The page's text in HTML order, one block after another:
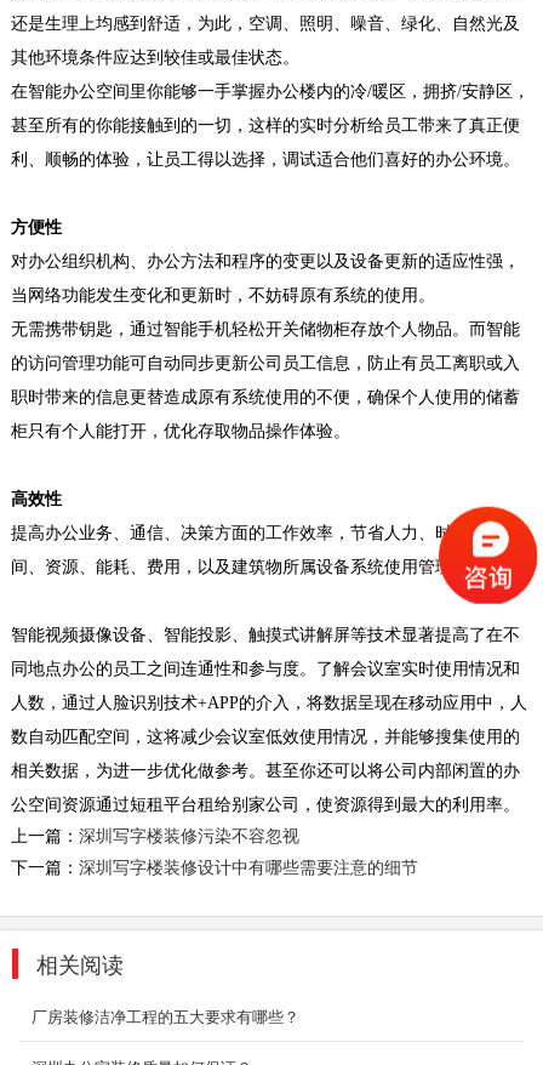
还是生理上均感到舒适，为此，空调、照明、噪音、绿化、自然光及
其他环境条件应达到较佳或最佳状态。
在智能办公空间里你能够一手掌握办公楼内的冷/暖区，拥挤/安静区，
甚至所有的你能接触到的一切，这样的实时分析给员工带来了真正便
利、顺畅的体验，让员工得以选择，调试适合他们喜好的办公环境。
方便性
对办公组织机构、办公方法和程序的变更以及设备更新的适应性强，
当网络功能发生变化和更新时，不妨碍原有系统的使用。
无需携带钥匙，通过智能手机轻松开关储物柜存放个人物品。而智能
的访问管理功能可自动同步更新公司员工信息，防止有员工离职或入
职时带来的信息更替造成原有系统使用的不便，确保个人使用的储蓄
柜只有个人能打开，优化存取物品操作体验。
高效性
提高办公业务、通信、决策方面的工作效率，节省人力、时间、空
间、资源、能耗、费用，以及建筑物所属设备系统使用管理的效率。
智能视频摄像设备、智能投影、触摸式讲解屏等技术显著提高了在不
同地点办公的员工之间连通性和参与度。了解会议室实时使用情况和
人数，通过人脸识别技术+APP的介入，将数据呈现在移动应用中，人
数自动匹配空间，这将减少会议室低效使用情况，并能够搜集使用的
相关数据，为进一步优化做参考。甚至你还可以将公司内部闲置的办
公空间资源通过短租平台租给别家公司，使资源得到最大的利用率。
上一篇： 深圳写字楼装修污染不容忽视
下一篇： 深圳写字楼装修设计中有哪些需要注意的细节
相关阅读
厂房装修洁净工程的五大要求有哪些？
深圳东森装饰公司拥有一级的设计师团队和经验
丰富的施工队伍。我们的设计师团队有着多年的
2018-07-30
汽车厂房装修方案
这种风格外形简洁、功能性强，装饰形式多种多
样，可选用的装饰材料极为丰富。它强调室内空
间形态的...
公司、企业文...